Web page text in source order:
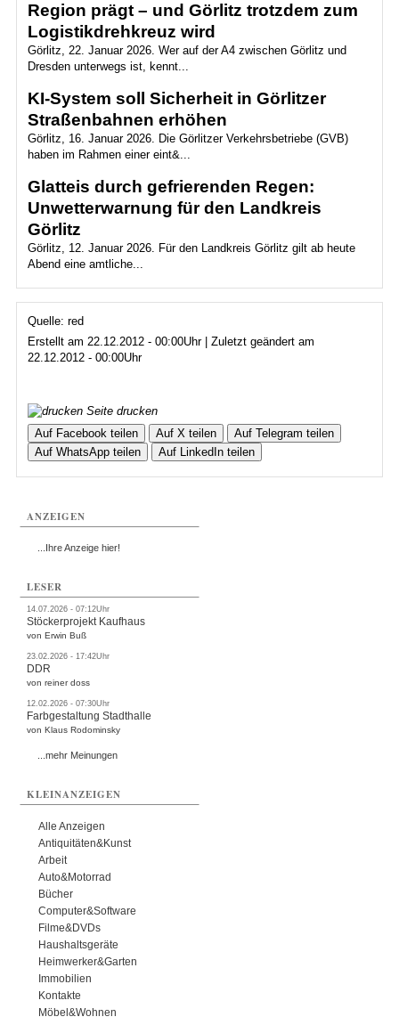
Region prägt – und Görlitz trotzdem zum
Logistikdrehkreuz wird
Görlitz, 22. Januar 2026. Wer auf der A4 zwischen Görlitz und
Dresden unterwegs ist, kennt...
KI-System soll Sicherheit in Görlitzer
Straßenbahnen erhöhen
Görlitz, 16. Januar 2026. Die Görlitzer Verkehrsbetriebe (GVB)
haben im Rahmen einer eint&...
Glatteis durch gefrierenden Regen:
Unwetterwarnung für den Landkreis
Görlitz
Görlitz, 12. Januar 2026. Für den Landkreis Görlitz gilt ab heute
Abend eine amtliche...
Quelle: red
Erstellt am 22.12.2012 - 00:00Uhr | Zuletzt geändert am
22.12.2012 - 00:00Uhr
Seite drucken
Auf Facebook teilen
Auf X teilen
Auf Telegram teilen
Auf WhatsApp teilen
Auf LinkedIn teilen
ANZEIGEN
...Ihre Anzeige hier!
LESER
14.07.2026 - 07:12Uhr
Stöckerprojekt Kaufhaus
von Erwin Buß
23.02.2026 - 17:42Uhr
DDR
von reiner doss
12.02.2026 - 07:30Uhr
Farbgestaltung Stadthalle
von Klaus Rodominsky
...mehr Meinungen
KLEINANZEIGEN
Alle Anzeigen
Antiquitäten&Kunst
Arbeit
Auto&Motorrad
Bücher
Computer&Software
Filme&DVDs
Haushaltsgeräte
Heimwerker&Garten
Immobilien
Kontakte
Möbel&Wohnen